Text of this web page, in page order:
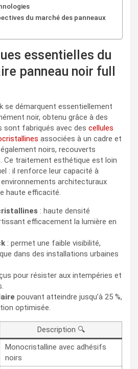
du marché des panneaux
essentielles du
panneau noir full
se démarquent essentiellement
noir, obtenu grâce à des
sont fabriqués avec des cellules
associées à un cadre et
noirs, recouverts
Ce traitement esthétique est loin
: il renforce leur capacité à
architecturaux
haute efficacité.
: haute densité
efficacement la lumière en
: permet une faible visibilité,
dans des installations urbaines
pour résister aux intempéries et
pouvant atteindre jusqu’à 25 %,
optimisée.
Description 🔍
Monocristalline avec adhésifs
noirs